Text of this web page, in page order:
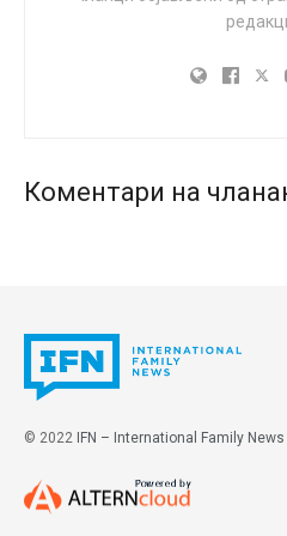
делује кроз све људе“.
мушкарца која су
тога изазвао даљу дебату у
активисти и неким
Гароа за храброст и у
позив католицима да устану
заложила за борбу против
већ оличењем Христове
објављивањем Јеванђеља.
Коментари на
© 2022 IFN – International Family News